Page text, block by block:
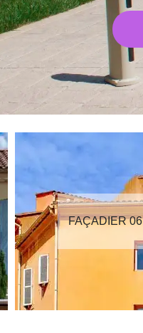
FAÇADIER 06